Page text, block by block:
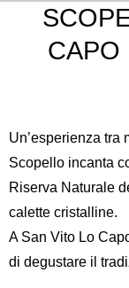
CAPO
Un’esperienza tra
Scopello incanta
Riserva Naturale
calette cristalline.
A San Vito Lo
di degustare il